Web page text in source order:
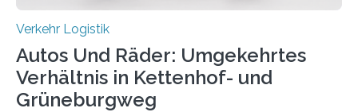
Verkehr Logistik
Autos Und Räder: Umgekehrtes
Verhältnis in Kettenhof- und
Grüneburgweg